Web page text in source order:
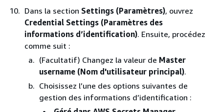
Dans la section Settings (Paramètres), ouvrez
Credential Settings (Paramètres des
informations d’identification). Ensuite, procédez
comme suit :
(Facultatif) Changez la valeur de Master
username (Nom d'utilisateur principal).
Choisissez l’une des options suivantes de
gestion des informations d’identification :